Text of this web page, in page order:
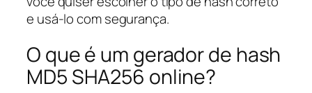
e usá-lo com segurança.
O que é um gerador de hash
MD5 SHA256 online?